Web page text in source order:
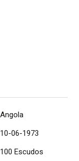
Angola
10-06-1973
100 Escudos